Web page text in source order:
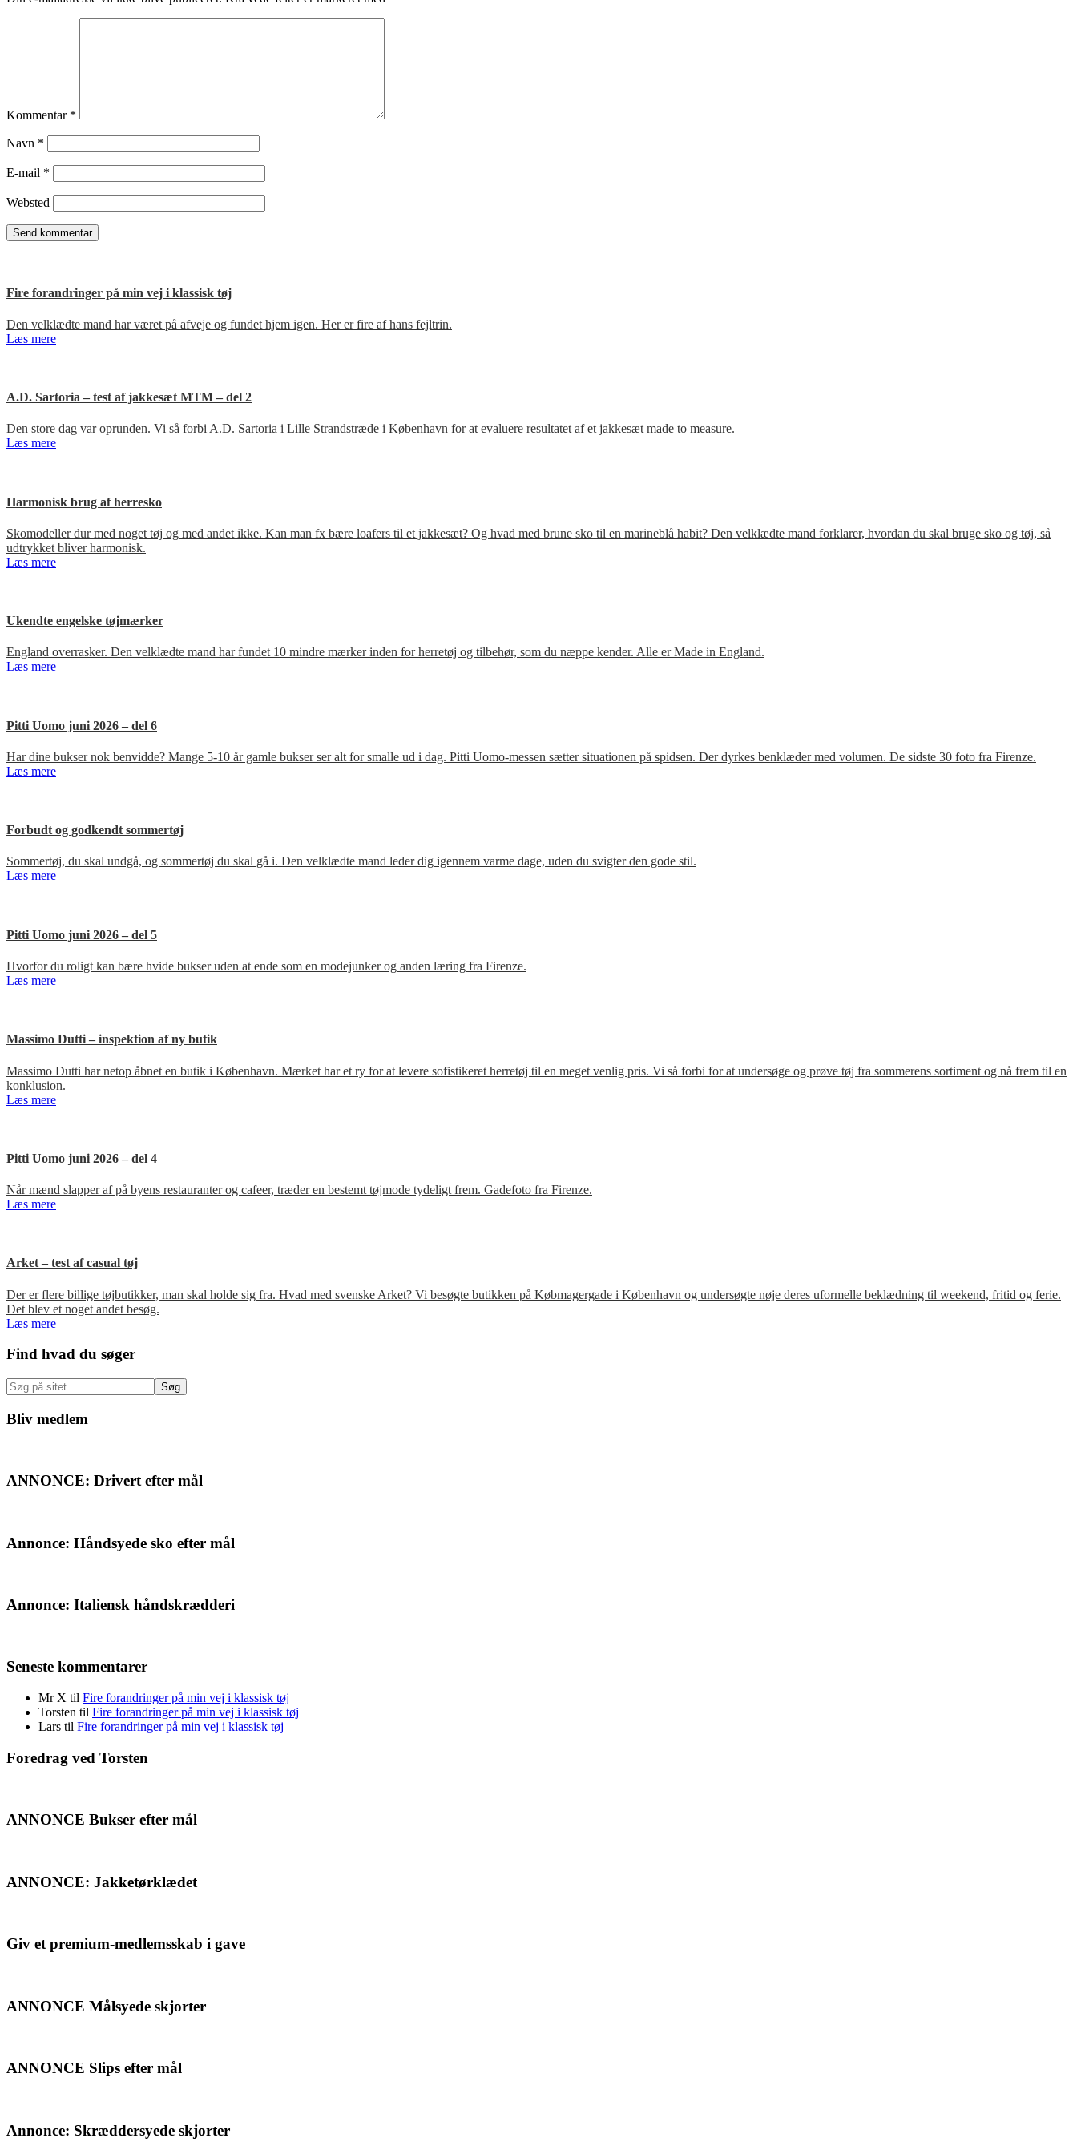
Kommentar *
Navn *
E-mail *
Websted
Fire forandringer på min vej i klassisk tøj
Den velklædte mand har været på afveje og fundet hjem igen. Her er fire af hans fejltrin.
Læs mere
A.D. Sartoria – test af jakkesæt MTM – del 2
Den store dag var oprunden. Vi så forbi A.D. Sartoria i Lille Strandstræde i København for at evaluere resultatet af et jakkesæt made to measure.
Læs mere
Harmonisk brug af herresko
Skomodeller dur med noget tøj og med andet ikke. Kan man fx bære loafers til et jakkesæt? Og hvad med brune sko til en marineblå habit? Den velklædte mand forklarer, hvordan du skal bruge sko og tøj, så
udtrykket bliver harmonisk.
Læs mere
Ukendte engelske tøjmærker
England overrasker. Den velklædte mand har fundet 10 mindre mærker inden for herretøj og tilbehør, som du næppe kender. Alle er Made in England.
Læs mere
Pitti Uomo juni 2026 – del 6
Har dine bukser nok benvidde? Mange 5-10 år gamle bukser ser alt for smalle ud i dag. Pitti Uomo-messen sætter situationen på spidsen. Der dyrkes benklæder med volumen. De sidste 30 foto fra Firenze.
Læs mere
Forbudt og godkendt sommertøj
Sommertøj, du skal undgå, og sommertøj du skal gå i. Den velklædte mand leder dig igennem varme dage, uden du svigter den gode stil.
Læs mere
Pitti Uomo juni 2026 – del 5
Hvorfor du roligt kan bære hvide bukser uden at ende som en modejunker og anden læring fra Firenze.
Læs mere
Massimo Dutti – inspektion af ny butik
Massimo Dutti har netop åbnet en butik i København. Mærket har et ry for at levere sofistikeret herretøj til en meget venlig pris. Vi så forbi for at undersøge og prøve tøj fra sommerens sortiment og nå frem til en
konklusion.
Læs mere
Pitti Uomo juni 2026 – del 4
Når mænd slapper af på byens restauranter og cafeer, træder en bestemt tøjmode tydeligt frem. Gadefoto fra Firenze.
Læs mere
Arket – test af casual tøj
Der er flere billige tøjbutikker, man skal holde sig fra. Hvad med svenske Arket? Vi besøgte butikken på Købmagergade i København og undersøgte nøje deres uformelle beklædning til weekend, fritid og ferie.
Det blev et noget andet besøg.
Læs mere
Primær
Sidebar
Find hvad du søger
Søg
på
sitet
Bliv medlem
ANNONCE: Drivert efter mål
Annonce: Håndsyede sko efter mål
Annonce: Italiensk håndskrædderi
Seneste kommentarer
Mr X til Fire forandringer på min vej i klassisk tøj
Torsten til Fire forandringer på min vej i klassisk tøj
Lars til Fire forandringer på min vej i klassisk tøj
Foredrag ved Torsten
ANNONCE Bukser efter mål
ANNONCE: Jakketørklædet
Giv et premium-medlemsskab i gave
ANNONCE Målsyede skjorter
ANNONCE Slips efter mål
Annonce: Skræddersyede skjorter